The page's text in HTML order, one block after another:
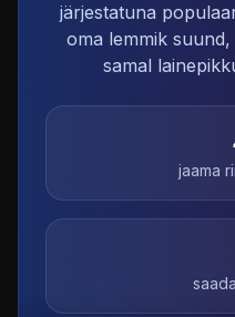
järjestatuna
oma lemmik
samal
jaama